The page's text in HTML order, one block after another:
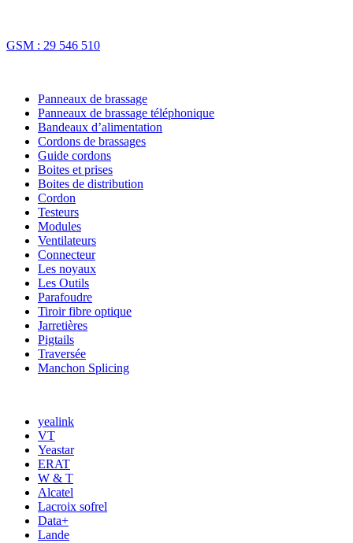
GSM : 29 546 510
Panneaux de brassage
Panneaux de brassage téléphonique
Bandeaux d’alimentation
Cordons de brassages
Guide cordons
Boites et prises
Boites de distribution
Cordon
Testeurs
Modules
Ventilateurs
Connecteur
Les noyaux
Les Outils
Parafoudre
Tiroir fibre optique
Jarretières
Pigtails
Traversée
Manchon Splicing
yealink
VT
Yeastar
ERAT
W & T
Alcatel
Lacroix sofrel
Data+
Lande